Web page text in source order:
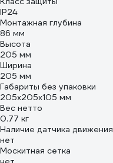
IP24
Монтажная глубина
86 мм
Высота
205 мм
Ширина
205 мм
Габариты без упаковки
205х205х105 мм
Вес нетто
0.77 кг
Наличие датчика движения
нет
Москитная сетка